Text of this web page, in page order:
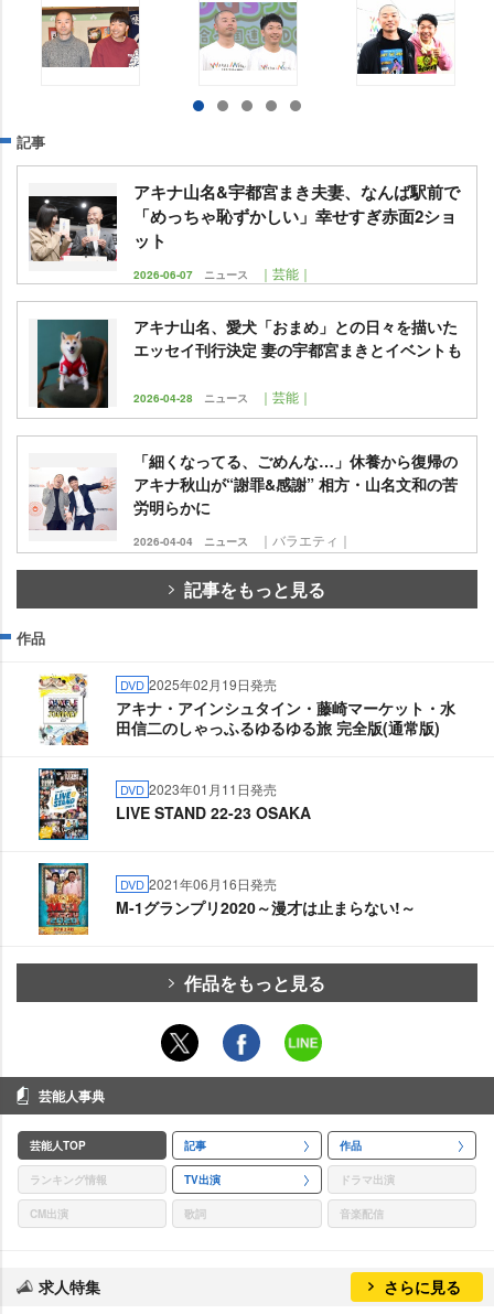
記事
アキナ山名&宇都宮まき夫妻、なんば駅前で
「めっちゃ恥ずかしい」幸せすぎ赤面2ショ
ット
2026-06-07 ニュース ｜芸能｜
アキナ山名、愛犬「おまめ」との日々を描いた
エッセイ刊行決定 妻の宇都宮まきとイベントも
2026-04-28 ニュース ｜芸能｜
「細くなってる、ごめんな…」休養から復帰の
アキナ秋山が“謝罪&感謝” 相方・山名文和の苦
労明らかに
2026-04-04 ニュース ｜バラエティ｜
記事をもっと見る
作品
DVD 2025年02月19日発売
アキナ・アインシュタイン・藤崎マーケット・水
田信二のしゃっふるゆるゆる旅 完全版(通常版)
DVD 2023年01月11日発売
LIVE STAND 22-23 OSAKA
DVD 2021年06月16日発売
M-1グランプリ2020～漫才は止まらない!～
作品をもっと見る
芸能人事典
芸能人TOP 記事 作品
ランキング情報 TV出演 ドラマ出演
CM出演 歌詞 音楽配信
求人特集 さらに見る